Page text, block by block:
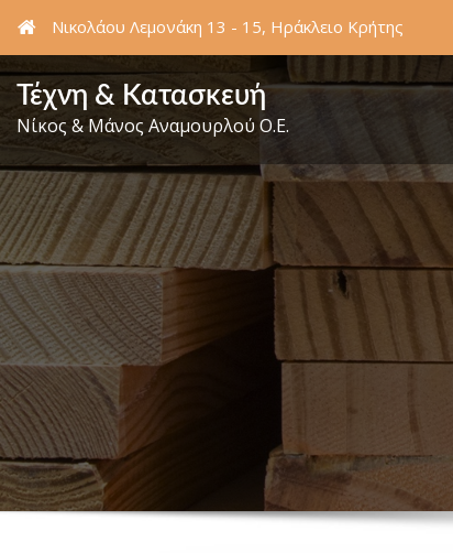
Νικολάου Λεμονάκη 13 - 15, Ηράκλειο Κρήτης
Τέχνη & Κατασκευή
Νίκος & Μάνος Αναμουρλού Ο.Ε.